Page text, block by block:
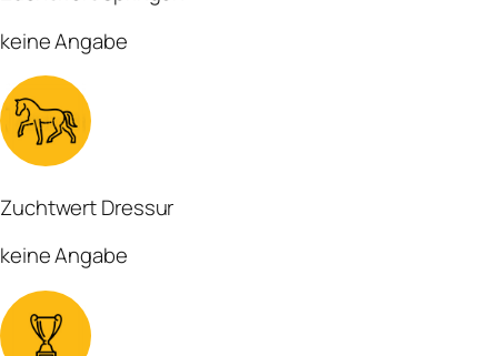
keine Angabe
Zuchtwert Dressur
keine Angabe